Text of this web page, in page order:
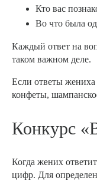
Кто вас
Во что была
Каждый ответ на
таком важном деле.
Если ответы жениха
конфеты,
Конкурс
Когда жених
цифр. Для